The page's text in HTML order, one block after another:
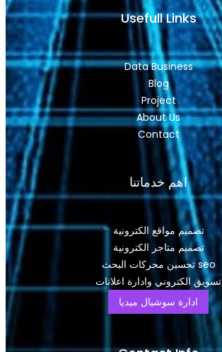
Usefull Links
Data Business
Blog
Project
About Us
Contact
اهم خدماتنا
تصميم مواقع الكترونية
تصميم متاجر الكترونية
تحسين محركات البحث seo
تسويق الكتروني وادارة اعلانات
ادارة سوشيال ميديا